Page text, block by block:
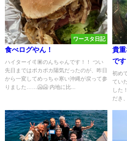
ワースタ日記
食べログやん！
ハイターイ🤙🏽のんちゃんです！！ つい
先日まではポカポカ陽気だったのが、昨日
から一変してめっちゃ寒い沖縄が戻って参
りました……🥶🥶 内地に比...
貴
です
初め
てい
した
だき